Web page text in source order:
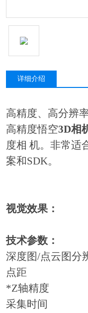
详细介绍
高精度、高分辨
高精度悟空3D相
度相 机。非常适
案和SDK。
视觉效果：
技术参数：
深度图/点
点距
*Z轴精度 约
采集时